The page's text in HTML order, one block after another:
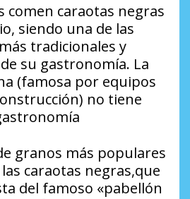
comen caraotas negras
siendo una de las
tradicionales y
su gastronomía. La
(famosa por equipos
no tiene
granos más populares
caraotas negras,que
del famoso «pabellón